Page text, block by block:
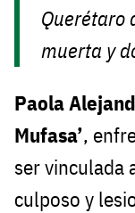
Querétaro
muerta y
Paola
Mufasa’,
ser vinculada
culposo y